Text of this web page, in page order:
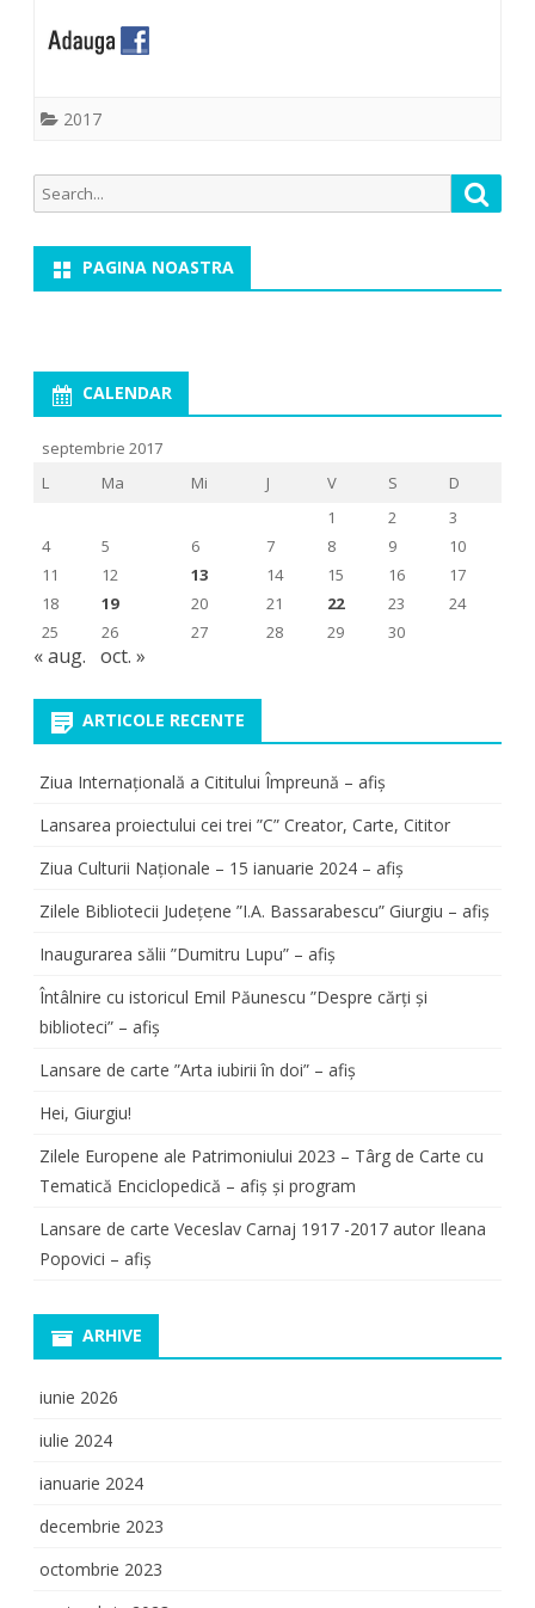
2017
Search
for:
PAGINA NOASTRA
CALENDAR
septembrie 2017
L
Ma Mi J V S
D
1
2
3
4
5 6 7 8 9
10
11
12 13 14 15 16
17
18
19 20 21 22 23
24
25
26 27 28 29 30
« aug. oct. »
ARTICOLE RECENTE
Ziua Internațională a Cititului Împreună – afiș
Lansarea proiectului cei trei ”C” Creator, Carte, Cititor
Ziua Culturii Naționale – 15 ianuarie 2024 – afiș
Zilele Bibliotecii Județene ”I.A. Bassarabescu” Giurgiu – afiș
Inaugurarea sălii ”Dumitru Lupu” – afiș
Întâlnire cu istoricul Emil Păunescu ”Despre cărți și
biblioteci” – afiș
Lansare de carte ”Arta iubirii în doi” – afiș
Hei, Giurgiu!
Zilele Europene ale Patrimoniului 2023 – Târg de Carte cu
Tematică Enciclopedică – afiș și program
Lansare de carte Veceslav Carnaj 1917 -2017 autor Ileana
Popovici – afiș
ARHIVE
iunie 2026
iulie 2024
ianuarie 2024
decembrie 2023
octombrie 2023